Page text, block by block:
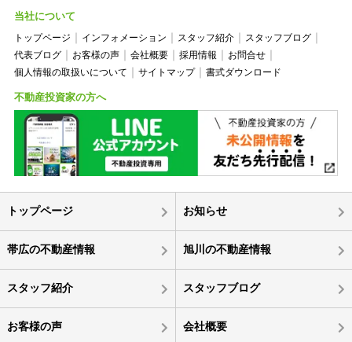
当社について
トップページ インフォメーション スタッフ紹介
スタッフブログ
代表ブログ
お客様の声 会社概要 採用情報
お問合せ
個人情報の取扱いについて
サイトマップ 書式ダウンロード
不動産投資家の方へ
トップページ お知らせ
帯広の不動産情報 旭川の不動産情報
スタッフ紹介 スタッフブログ
お客様の声 会社概要